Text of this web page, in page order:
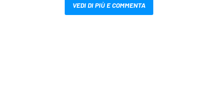
VEDI DI PIÙ E COMMENTA